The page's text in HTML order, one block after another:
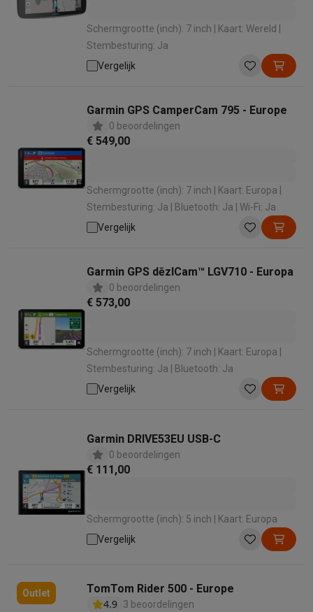
Schermgrootte (inch): 7 inch | Kaart: Wereld |
Stembesturing: Ja
Vergelijk
Garmin GPS CamperCam 795 - Europe
0 beoordelingen
€ 549,00
Schermgrootte (inch): 7 inch | Kaart: Europa |
Stembesturing: Ja | Bluetooth: Ja | Wi-Fi: Ja
Vergelijk
Garmin GPS dēzlCam™ LGV710 - Europa
0 beoordelingen
€ 573,00
Schermgrootte (inch): 7 inch | Kaart: Europa |
Stembesturing: Ja | Bluetooth: Ja
Vergelijk
Garmin DRIVE53EU USB-C
0 beoordelingen
€ 111,00
Schermgrootte (inch): 5 inch | Kaart: Europa
Vergelijk
Outlet
TomTom Rider 500 - Europe
4.9 3 beoordelingen